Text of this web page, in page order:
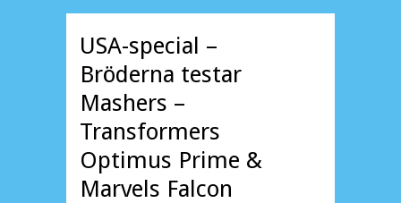
USA-special –
Bröderna testar
Mashers –
Transformers
Optimus Prime &
Marvels Falcon